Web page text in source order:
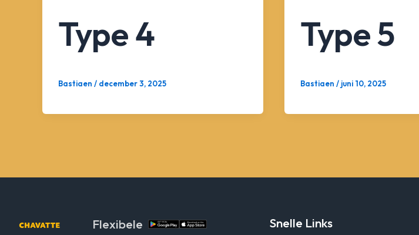
Type 4
Bastiaen / december 3, 2025
Type 5
Bastiaen / juni 10, 2025
Flexibele
Snelle Links